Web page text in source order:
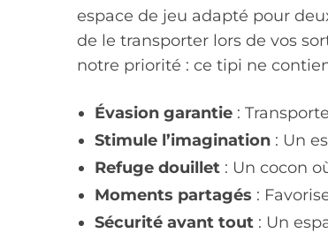
espace de jeu adapté pour
de le transporter lors de vos
notre priorité : ce tipi ne
Évasion garantie :
Stimule l’imagination : Un
Refuge douillet : Un cocon
Moments partagés :
Sécurité avant tout : Un